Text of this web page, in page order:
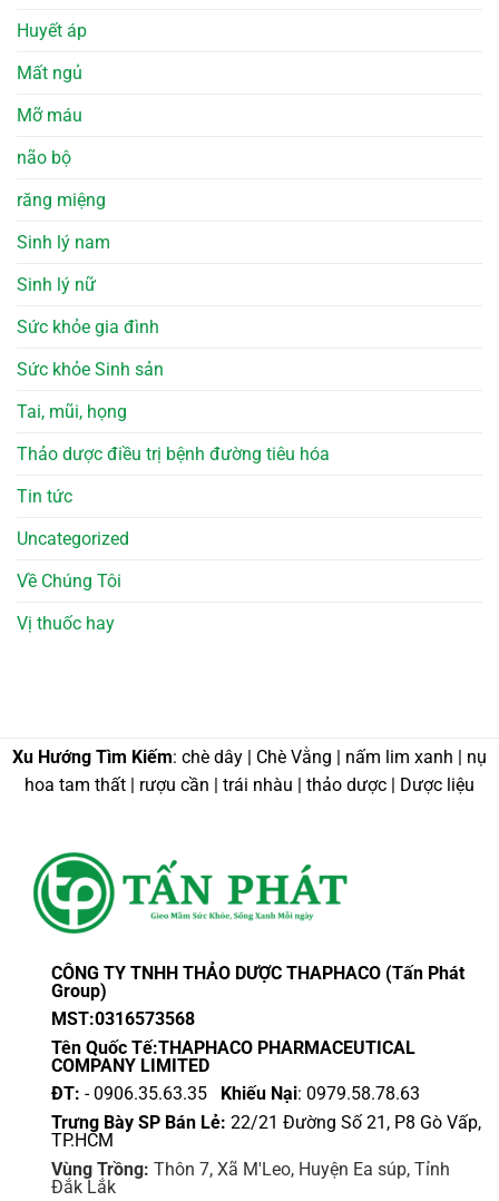
Huyết áp
Mất ngủ
Mỡ máu
não bộ
răng miệng
Sinh lý nam
Sinh lý nữ
Sức khỏe gia đình
Sức khỏe Sinh sản
Tai, mũi, họng
Thảo dược điều trị bệnh đường tiêu hóa
Tin tức
Uncategorized
Về Chúng Tôi
Vị thuốc hay
Xu Hướng Tìm Kiếm: chè dây | Chè Vằng | nấm lim xanh | nụ
hoa tam thất | rượu cần | trái nhàu | thảo dược | Dược liệu
CÔNG TY TNHH THẢO DƯỢC THAPHACO (Tấn Phát
Group)
MST:0316573568
Tên Quốc Tế:THAPHACO PHARMACEUTICAL
COMPANY LIMITED
ĐT: - 0906.35.63.35 Khiếu Nại: 0979.58.78.63
Trưng Bày SP Bán Lẻ: 22/21 Đường Số 21, P8 Gò Vấp,
TP.HCM
Vùng Trồng: Thôn 7, Xã M'Leo, Huyện Ea súp, Tỉnh
Đắk Lắk